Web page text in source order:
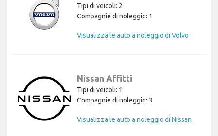
Tipi di veicoli: 2
Compagnie di noleggio: 1
Visualizza le auto a noleggio di Volvo
Nissan Affitti
Tipi di veicoli: 1
Compagnie di noleggio: 3
Visualizza le auto a noleggio di Nissan